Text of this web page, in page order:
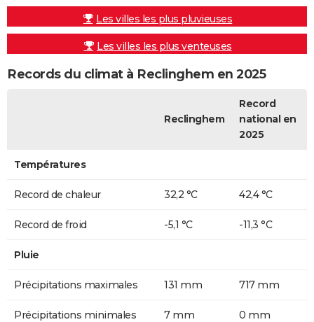
Les villes les plus pluvieuses
Les villes les plus venteuses
Records du climat à Reclinghem en 2025
Reclinghem
Record
national en
2025
Températures
Record de chaleur 32,2 °C 42,4 °C
Record de froid -5,1 °C -11,3 °C
Pluie
Précipitations maximales 131 mm 717 mm
Précipitations minimales 7 mm 0 mm